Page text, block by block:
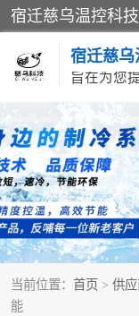
宿迁慈乌
旨在为您
当前位置： 首页 > 供
能
冷水机
导热油加热器